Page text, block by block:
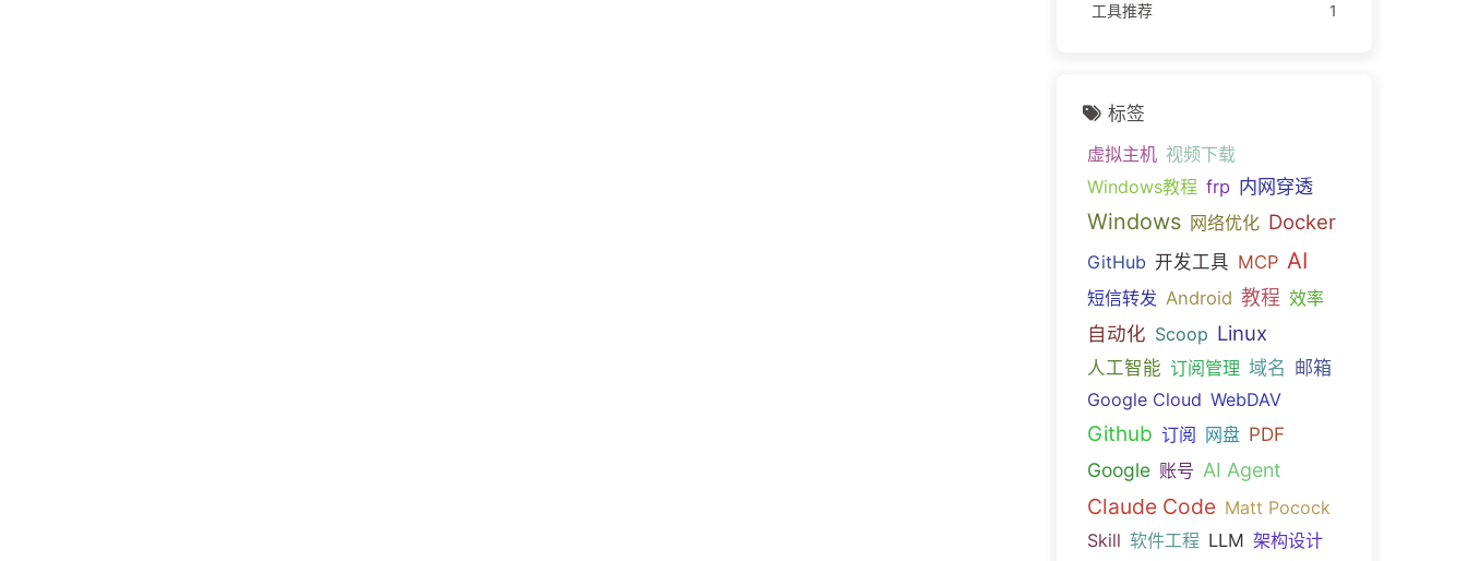
工具推荐
1
标签
虚拟主机 视频下载
Windows教程 frp 内网穿透
Windows 网络优化 Docker
GitHub 开发工具 MCP AI
短信转发 Android 教程 效率
自动化 Scoop Linux
人工智能 订阅管理 域名 邮箱
Google Cloud WebDAV
Github 订阅 网盘 PDF
Google 账号 AI Agent
Claude Code Matt Pocock
Skill 软件工程 LLM 架构设计